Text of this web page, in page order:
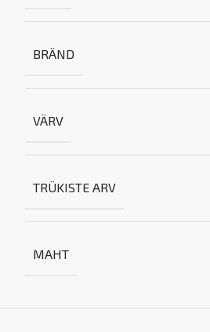
BRÄND
VÄRV
TRÜKISTE ARV
MAHT